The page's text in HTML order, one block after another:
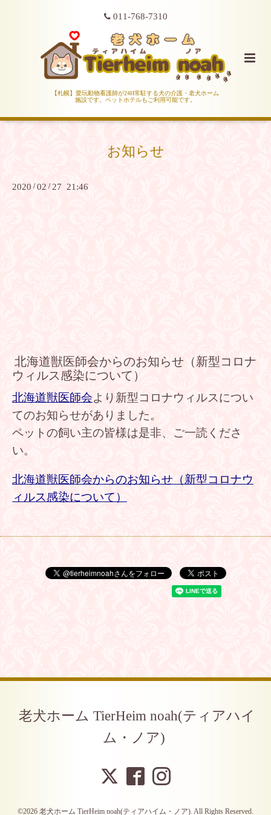
011-768-7310
【札幌】愛玩動物看護師が24H常駐する犬の介護・老犬ホーム
施設です。ペットホテルもご利用可能です。
お知らせ
2020 /02 / 27 21:46
北海道獣医師会からのお知らせ（新型コロナ
ウィルス感染について）
北海道獣医師会より新型コロナウィルスについ
てのお知らせがありました。
ペットの飼い主の皆様は是非、ご一読くださ
い。
北海道獣医師会からのお知らせ（新型コロナウ
ィルス感染について）
老犬ホーム TierHeim noah(ティアハイ
ム・ノア)
©2026 老犬ホーム TierHeim noah(ティアハイム・ノア). All Rights Reserved.